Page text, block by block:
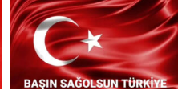
düzenlediği ve Alanyaspor
taraftarlarının da destek verdiği
protesto gösterisine Gelecek
Partisi Alanya Belediye Başkan
Adayı Mevlüt Demir’de katılarak
bir konuşma yaptı. Vatandaşların